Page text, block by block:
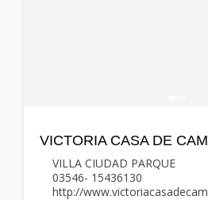
VICTORIA CASA DE
VILLA CIUDAD PARQUE
03546- 15436130
http://